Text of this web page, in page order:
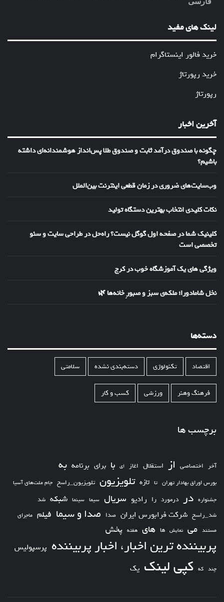
لینک های مفید
خرید فالور اینستاگرام
خرید رپورتاژ
رپورتاژ
آخرین اخبار
چگونه با صندوق درآمد ثابت و صندوق طلا پس‌انداز هوشمندانه‌ای داشته
باشیم؟
وب‌سایت‌های ضروری در زمان قطعی اینترنت بین‌الملل
نکات کلیدی انتخاب بهترین دستگاه تولید
کلینیک شما در صفحه اول گوگل نیست؟ راه‌حل در طراحی سایت و سئو
تخصصی است
ویژگی های یک آموزشگاه خوب در کرج
نخل شامادورا؛ ملکه‌ی سبز و صبورِ خانه‌ها 🌿
دسته‌ها
اقتصاد تکنولوژی دسته‌بندی نشده سلامتی
فرهنگ وهنر ورزشی کسب و کار
برچسب ها
آخر اختصاصی از استقلال اغاز ای با برای برنامه به
بورس اوراق بهادار تهران تا تازه تلویزیون تلویزیون_راسخ جام ملت‌های آسیا
جشنواره در درمورد را رادیو سریال سیما سینما شبکه شد
شد_راسخ شرکت فرابورس ایران صدا صدا و سیما فیلم ماجرای
مستند می نمایش ها های هفته پخش
پربیننده ترین اخبار، اخبار پربیننده پرسپولیس
چند که کپی لینک یک